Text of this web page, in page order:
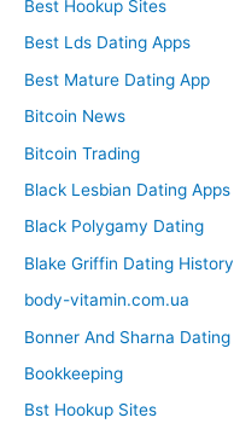
Best Hookup Sites
Best Lds Dating Apps
Best Mature Dating App
Bitcoin News
Bitcoin Trading
Black Lesbian Dating Apps
Black Polygamy Dating
Blake Griffin Dating History
body-vitamin.com.ua
Bonner And Sharna Dating
Bookkeeping
Bst Hookup Sites